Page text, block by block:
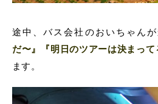
途中、バス会社のおいちゃん
だ〜』『明日のツアーは決まっ
ます。